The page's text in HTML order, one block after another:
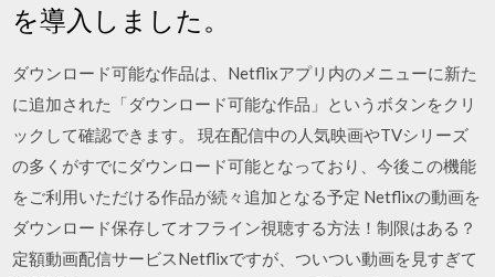
を導入しました。
ダウンロード可能な作品は、Netflixアプリ内のメニューに新た
に追加された「ダウンロード可能な作品」というボタンをクリ
ックして確認できます。 現在配信中の人気映画やTVシリーズ
の多くがすでにダウンロード可能となっており、今後この機能
をご利用いただける作品が続々追加となる予定 Netflixの動画を
ダウンロード保存してオフライン視聴する方法！制限はある？
定額動画配信サービスNetflixですが、ついつい動画を見すぎて